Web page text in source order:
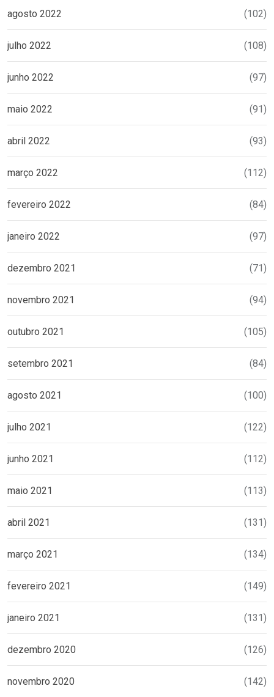
agosto 2022 (102)
julho 2022 (108)
junho 2022 (97)
maio 2022 (91)
abril 2022 (93)
março 2022 (112)
fevereiro 2022 (84)
janeiro 2022 (97)
dezembro 2021 (71)
novembro 2021 (94)
outubro 2021 (105)
setembro 2021 (84)
agosto 2021 (100)
julho 2021 (122)
junho 2021 (112)
maio 2021 (113)
abril 2021 (131)
março 2021 (134)
fevereiro 2021 (149)
janeiro 2021 (131)
dezembro 2020 (126)
novembro 2020 (142)